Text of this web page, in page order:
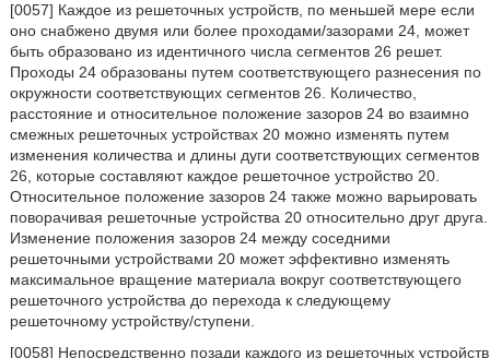
[0057] Каждое из решеточных устройств, по меньшей мере если
оно снабжено двумя или более проходами/зазорами 24, может
быть образовано из идентичного числа сегментов 26 решет.
Проходы 24 образованы путем соответствующего разнесения по
окружности соответствующих сегментов 26. Количество,
расстояние и относительное положение зазоров 24 во взаимно
смежных решеточных устройствах 20 можно изменять путем
изменения количества и длины дуги соответствующих сегментов
26, которые составляют каждое решеточное устройство 20.
Относительное положение зазоров 24 также можно варьировать
поворачивая решеточные устройства 20 относительно друг друга.
Изменение положения зазоров 24 между соседними
решеточными устройствами 20 может эффективно изменять
максимальное вращение материала вокруг соответствующего
решеточного устройства до перехода к следующему
решеточному устройству/ступени.
[0058] Непосредственно позади каждого из решеточных устройств